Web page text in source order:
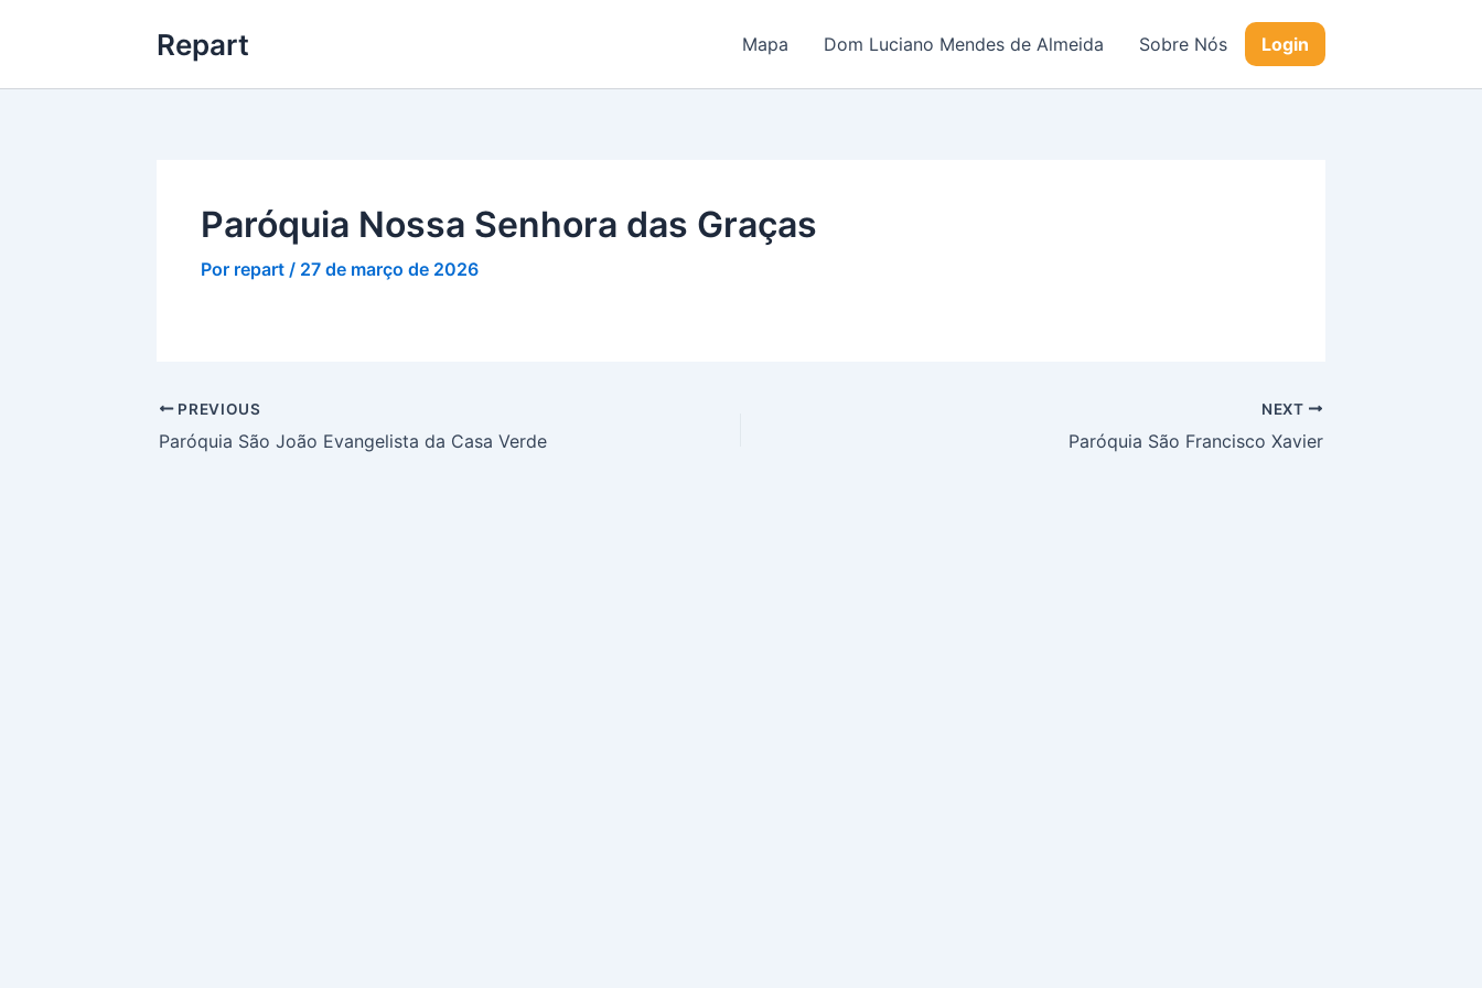
Repart Mapa Dom Luciano Mendes de Almeida Sobre Nós Login
Paróquia Nossa Senhora das Graças
Por repart / 27 de março de 2026
PREVIOUS
Paróquia São João Evangelista da Casa Verde
NEXT
Paróquia São Francisco Xavier